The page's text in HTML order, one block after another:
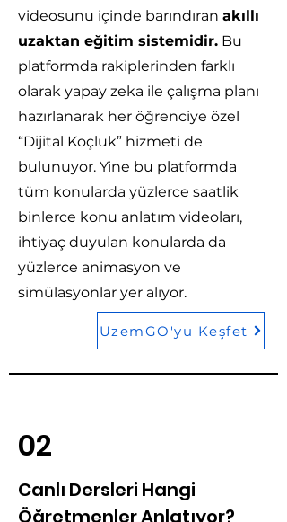
videosunu içinde barındıran akıllı
uzaktan eğitim sistemidir. Bu
platformda rakiplerinden farklı
olarak yapay zeka ile çalışma planı
hazırlanarak her öğrenciye özel
“Dijital Koçluk” hizmeti de
bulunuyor. Yine bu platformda
tüm konularda yüzlerce saatlik
binlerce konu anlatım videoları,
ihtiyaç duyulan konularda da
yüzlerce animasyon ve
simülasyonlar yer alıyor.
UzemGO'yu Keşfet
02
Canlı Dersleri Hangi
Öğretmenler Anlatıyor?